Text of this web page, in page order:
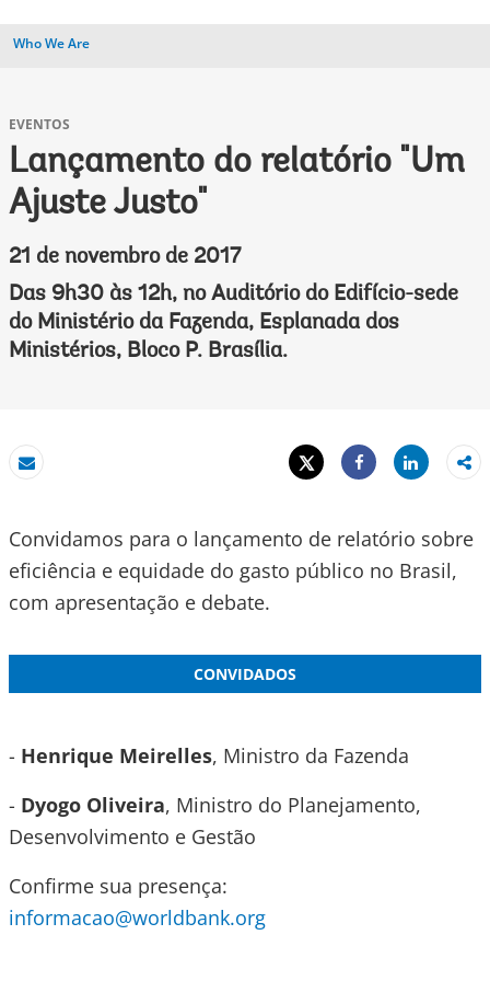
Who We Are
EVENTOS
Lançamento do relatório "Um
Ajuste Justo"
21 de novembro de 2017
Das 9h30 às 12h, no Auditório do Edifício-sede
do Ministério da Fazenda, Esplanada dos
Ministérios, Bloco P. Brasília.
Email
Tweet
Share
Share
Convidamos para o lançamento de relatório sobre
eficiência e equidade do gasto público no Brasil,
com apresentação e debate.
CONVIDADOS
- Henrique Meirelles, Ministro da Fazenda
- Dyogo Oliveira, Ministro do Planejamento,
Desenvolvimento e Gestão
Confirme sua presença:
informacao@worldbank.org